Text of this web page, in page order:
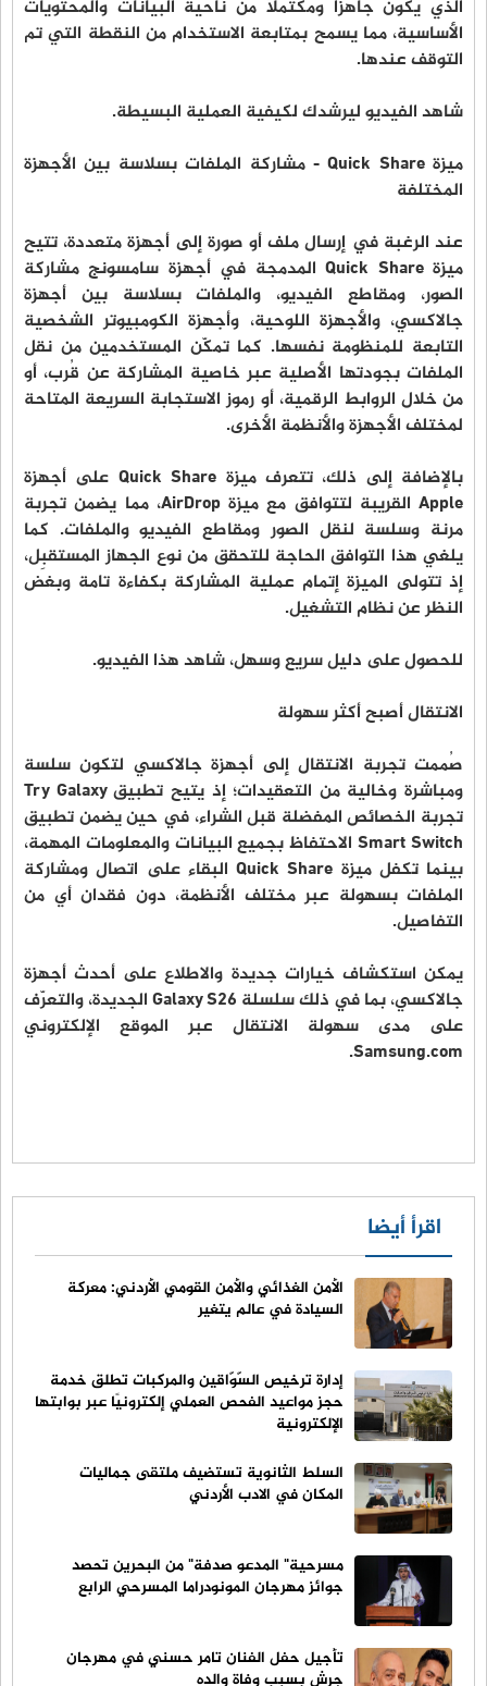
الذي يكون جاهزاً ومكتملاً من ناحية البيانات والمحتويات
الأساسية، مما يسمح بمتابعة الاستخدام من النقطة التي تم
التوقف عندها.
شاهد الفيديو ليرشدك لكيفية العملية البسيطة.
ميزة Quick Share - مشاركة الملفات بسلاسة بين الأجهزة
المختلفة
عند الرغبة في إرسال ملف أو صورة إلى أجهزة متعددة، تتيح
ميزة Quick Share المدمجة في أجهزة سامسونج مشاركة
الصور، ومقاطع الفيديو، والملفات بسلاسة بين أجهزة
جالاكسي، والأجهزة اللوحية، وأجهزة الكومبيوتر الشخصية
التابعة للمنظومة نفسها. كما تمكّن المستخدمين من نقل
الملفات بجودتها الأصلية عبر خاصية المشاركة عن قُرب، أو
من خلال الروابط الرقمية، أو رموز الاستجابة السريعة المتاحة
لمختلف الأجهزة والأنظمة الأخرى.
بالإضافة إلى ذلك، تتعرف ميزة Quick Share على أجهزة
Apple القريبة لتتوافق مع ميزة AirDrop، مما يضمن تجربة
مرنة وسلسة لنقل الصور ومقاطع الفيديو والملفات. كما
يلغي هذا التوافق الحاجة للتحقق من نوع الجهاز المستقبِل،
إذ تتولى الميزة إتمام عملية المشاركة بكفاءة تامة وبغض
النظر عن نظام التشغيل.
للحصول على دليل سريع وسهل، شاهد هذا الفيديو.
الانتقال أصبح أكثر سهولة
صُممت تجربة الانتقال إلى أجهزة جالاكسي لتكون سلسة
ومباشرة وخالية من التعقيدات؛ إذ يتيح تطبيق Try Galaxy
تجربة الخصائص المفضلة قبل الشراء، في حين يضمن تطبيق
Smart Switch الاحتفاظ بجميع البيانات والمعلومات المهمة،
بينما تكفل ميزة Quick Share البقاء على اتصال ومشاركة
الملفات بسهولة عبر مختلف الأنظمة، دون فقدان أي من
التفاصيل.
يمكن استكشاف خيارات جديدة والاطلاع على أحدث أجهزة
جالاكسي، بما في ذلك سلسلة Galaxy S26 الجديدة، والتعرّف
على مدى سهولة الانتقال عبر الموقع الإلكتروني
Samsung.com.
اقرأ أيضا
الأمن الغذائي والأمن القومي الأردني: معركة
السيادة في عالم يتغير
إدارة ترخيص السّوّاقين والمركبات تطلق خدمة
حجز مواعيد الفحص العملي إلكترونيًا عبر بوابتها
الإلكترونية
السلط الثانوية تستضيف ملتقى جماليات
المكان في الادب الأردني
مسرحية" المدعو صدفة" من البحرين تحصد
جوائز مهرجان المونودراما المسرحي الرابع
تأجيل حفل الفنان تامر حسني في مهرجان
جرش بسبب وفاة والده